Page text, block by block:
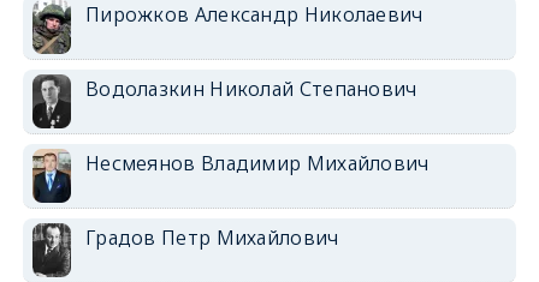
Пирожков Александр Николаевич
Водолазкин Николай Степанович
Несмеянов Владимир Михайлович
Градов Петр Михайлович